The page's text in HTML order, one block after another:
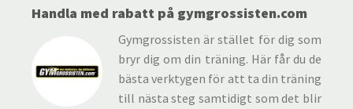
Handla med rabatt på gymgrossisten.com
Gymgrossisten är stället för dig som
bryr dig om din träning. Här får du de
bästa verktygen för att ta din träning
till nästa steg samtidigt som det blir